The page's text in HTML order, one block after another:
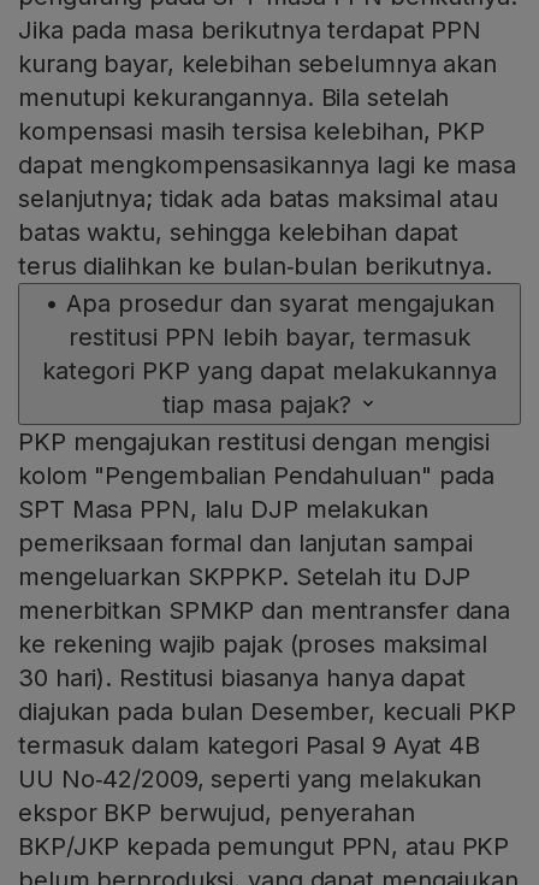
Jika pada masa berikutnya terdapat PPN
kurang bayar, kelebihan sebelumnya akan
menutupi kekurangannya. Bila setelah
kompensasi masih tersisa kelebihan, PKP
dapat mengkompensasikannya lagi ke masa
selanjutnya; tidak ada batas maksimal atau
batas waktu, sehingga kelebihan dapat
terus dialihkan ke bulan‑bulan berikutnya.
• Apa prosedur dan syarat mengajukan
restitusi PPN lebih bayar, termasuk
kategori PKP yang dapat melakukannya
tiap masa pajak?
PKP mengajukan restitusi dengan mengisi
kolom "Pengembalian Pendahuluan" pada
SPT Masa PPN, lalu DJP melakukan
pemeriksaan formal dan lanjutan sampai
mengeluarkan SKPPKP. Setelah itu DJP
menerbitkan SPMKP dan mentransfer dana
ke rekening wajib pajak (proses maksimal
30 hari). Restitusi biasanya hanya dapat
diajukan pada bulan Desember, kecuali PKP
termasuk dalam kategori Pasal 9 Ayat 4B
UU No‑42/2009, seperti yang melakukan
ekspor BKP berwujud, penyerahan
BKP/JKP kepada pemungut PPN, atau PKP